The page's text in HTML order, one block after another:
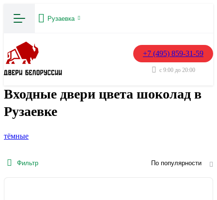
Рузаевка
+7 (495) 859-31-59
с 9:00 до 20:00
Входные двери цвета шоколад в
Рузаевке
тёмные
Фильтр По популярности